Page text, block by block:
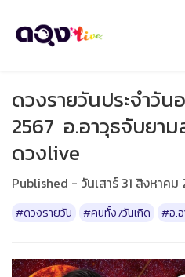
ดวงรายวันประจำวั
2567 อ.อาวุธจับยา
ดวงlive
Published - วันเสาร์ 31 สิงหาคม
#ดวงรายวัน #คนทั้ง7วันเกิด #อ.